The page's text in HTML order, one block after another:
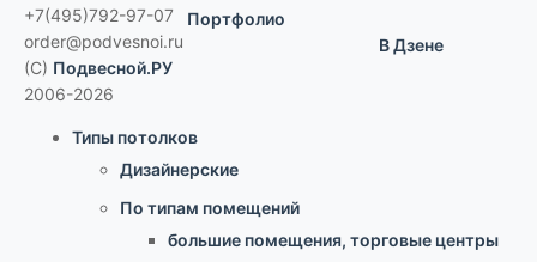
+7(495)792-97-07
order@podvesnoi.ru
(C) Подвесной.РУ
2006-2026
Портфолио
В Дзене
Типы потолков
Дизайнерские
По типам помещений
большие помещения, торговые центры